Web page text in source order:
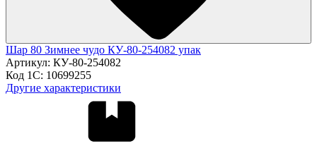
Шар 80 Зимнее чудо КУ-80-254082 упак
Артикул: КУ-80-254082
Код 1С: 10699255
Другие характеристики